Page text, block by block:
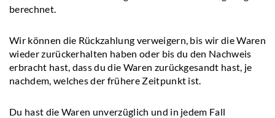
berechnet.
Wir können die Rückzahlung verweigern, bis wir die Waren
wieder zurückerhalten haben oder bis du den Nachweis
erbracht hast, dass du die Waren zurückgesandt hast, je
nachdem, welches der frühere Zeitpunkt ist.
Du hast die Waren unverzüglich und in jedem Fall